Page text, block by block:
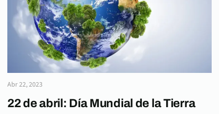
Abr 22, 2023
22 de abril: Día Mundial de la Tierra